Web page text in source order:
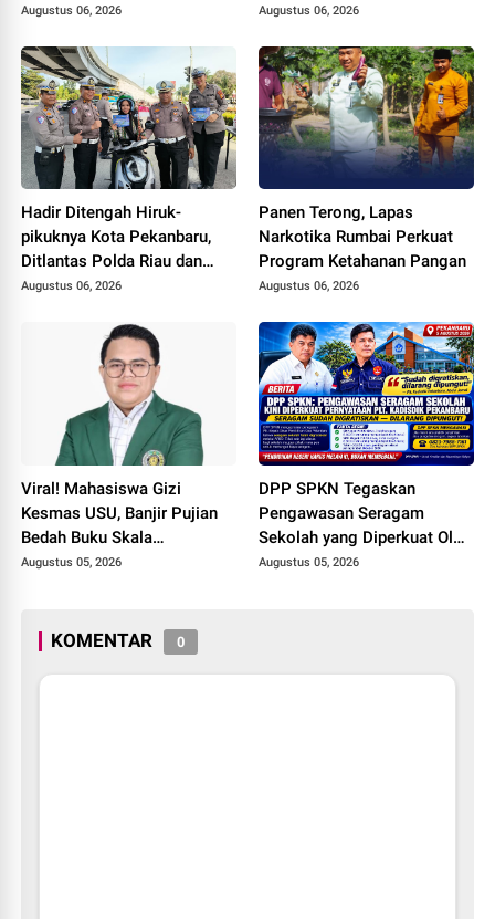
Augustus 06, 2026
Gratis untuk Warga Binaan
Augustus 06, 2026
Hadir Ditengah Hiruk-
pikuknya Kota Pekanbaru,
Ditlantas Polda Riau dan
Polantas KARIB Kobarkan
Nasionalisme dan Green
Policing Jelang HUT RI Ke-
Augustus 06, 2026
Panen Terong, Lapas
Narkotika Rumbai Perkuat
Program Ketahanan Pangan
Augustus 06, 2026
Viral! Mahasiswa Gizi
Kesmas USU, Banjir Pujian
Bedah Buku Skala
International dari 70 Ribu
Augustus 05, 2026
DPP SPKN Tegaskan
Pengawasan Seragam
Sekolah yang Diperkuat Oleh
Peryataan Plt. KADISDIK
Augustus 05, 2026
KOMENTAR 0